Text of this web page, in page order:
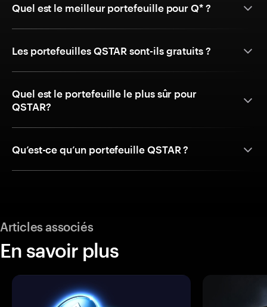
Quel est le meilleur portefeuille pour Q* ?
Les portefeuilles QSTAR sont-ils gratuits ?
Quel est le portefeuille le plus sûr pour
QSTAR?
Qu’est-ce qu’un portefeuille QSTAR ?
Articles associés
En savoir plus